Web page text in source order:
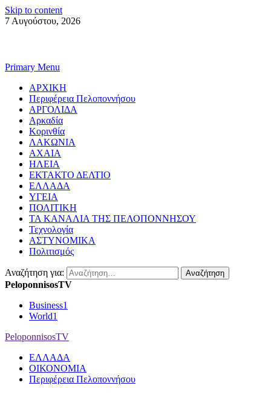
Skip to content
7 Αυγούστου, 2026
Primary Menu
ΑΡΧΙΚΗ
Περιφέρεια Πελοποννήσου
ΑΡΓΟΛΙΔΑ
Αρκαδία
Κορινθία
ΛΑΚΩΝΙΑ
ΑΧΑΙΑ
ΗΛΕΙΑ
ΕΚΤΑΚΤΟ ΔΕΛΤΙΟ
ΕΛΛΑΔΑ
ΥΓΕΙΑ
ΠΟΛΙΤΙΚΗ
ΤΑ ΚΑΝΑΛΙΑ ΤΗΣ ΠΕΛΟΠΟΝΝΗΣΟΥ
Τεχνολογία
ΑΣΤΥΝΟΜΙΚΑ
Πολιτισμός
Αναζήτηση για:
PeloponnisosTV
Business1
World1
PeloponnisosTV
ΕΛΛΑΔΑ
ΟΙΚΟΝΟΜΙΑ
Περιφέρεια Πελοποννήσου